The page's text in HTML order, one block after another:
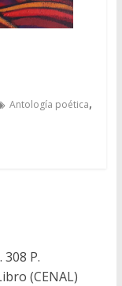
Antología poética,
P.
(CENAL)